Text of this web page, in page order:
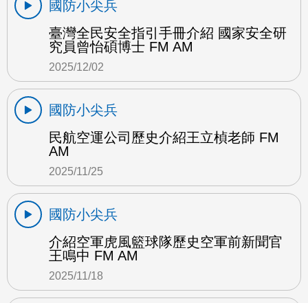
國防小尖兵
臺灣全民安全指引手冊介紹 國家安全研
究員曾怡碩博士 FM AM
2025/12/02
國防小尖兵
民航空運公司歷史介紹王立楨老師 FM
AM
2025/11/25
國防小尖兵
介紹空軍虎風籃球隊歷史空軍前新聞官
王鳴中 FM AM
2025/11/18